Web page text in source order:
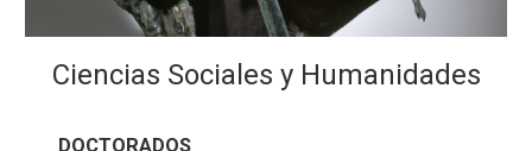
Ciencias Sociales y Humanidades
DOCTORADOS